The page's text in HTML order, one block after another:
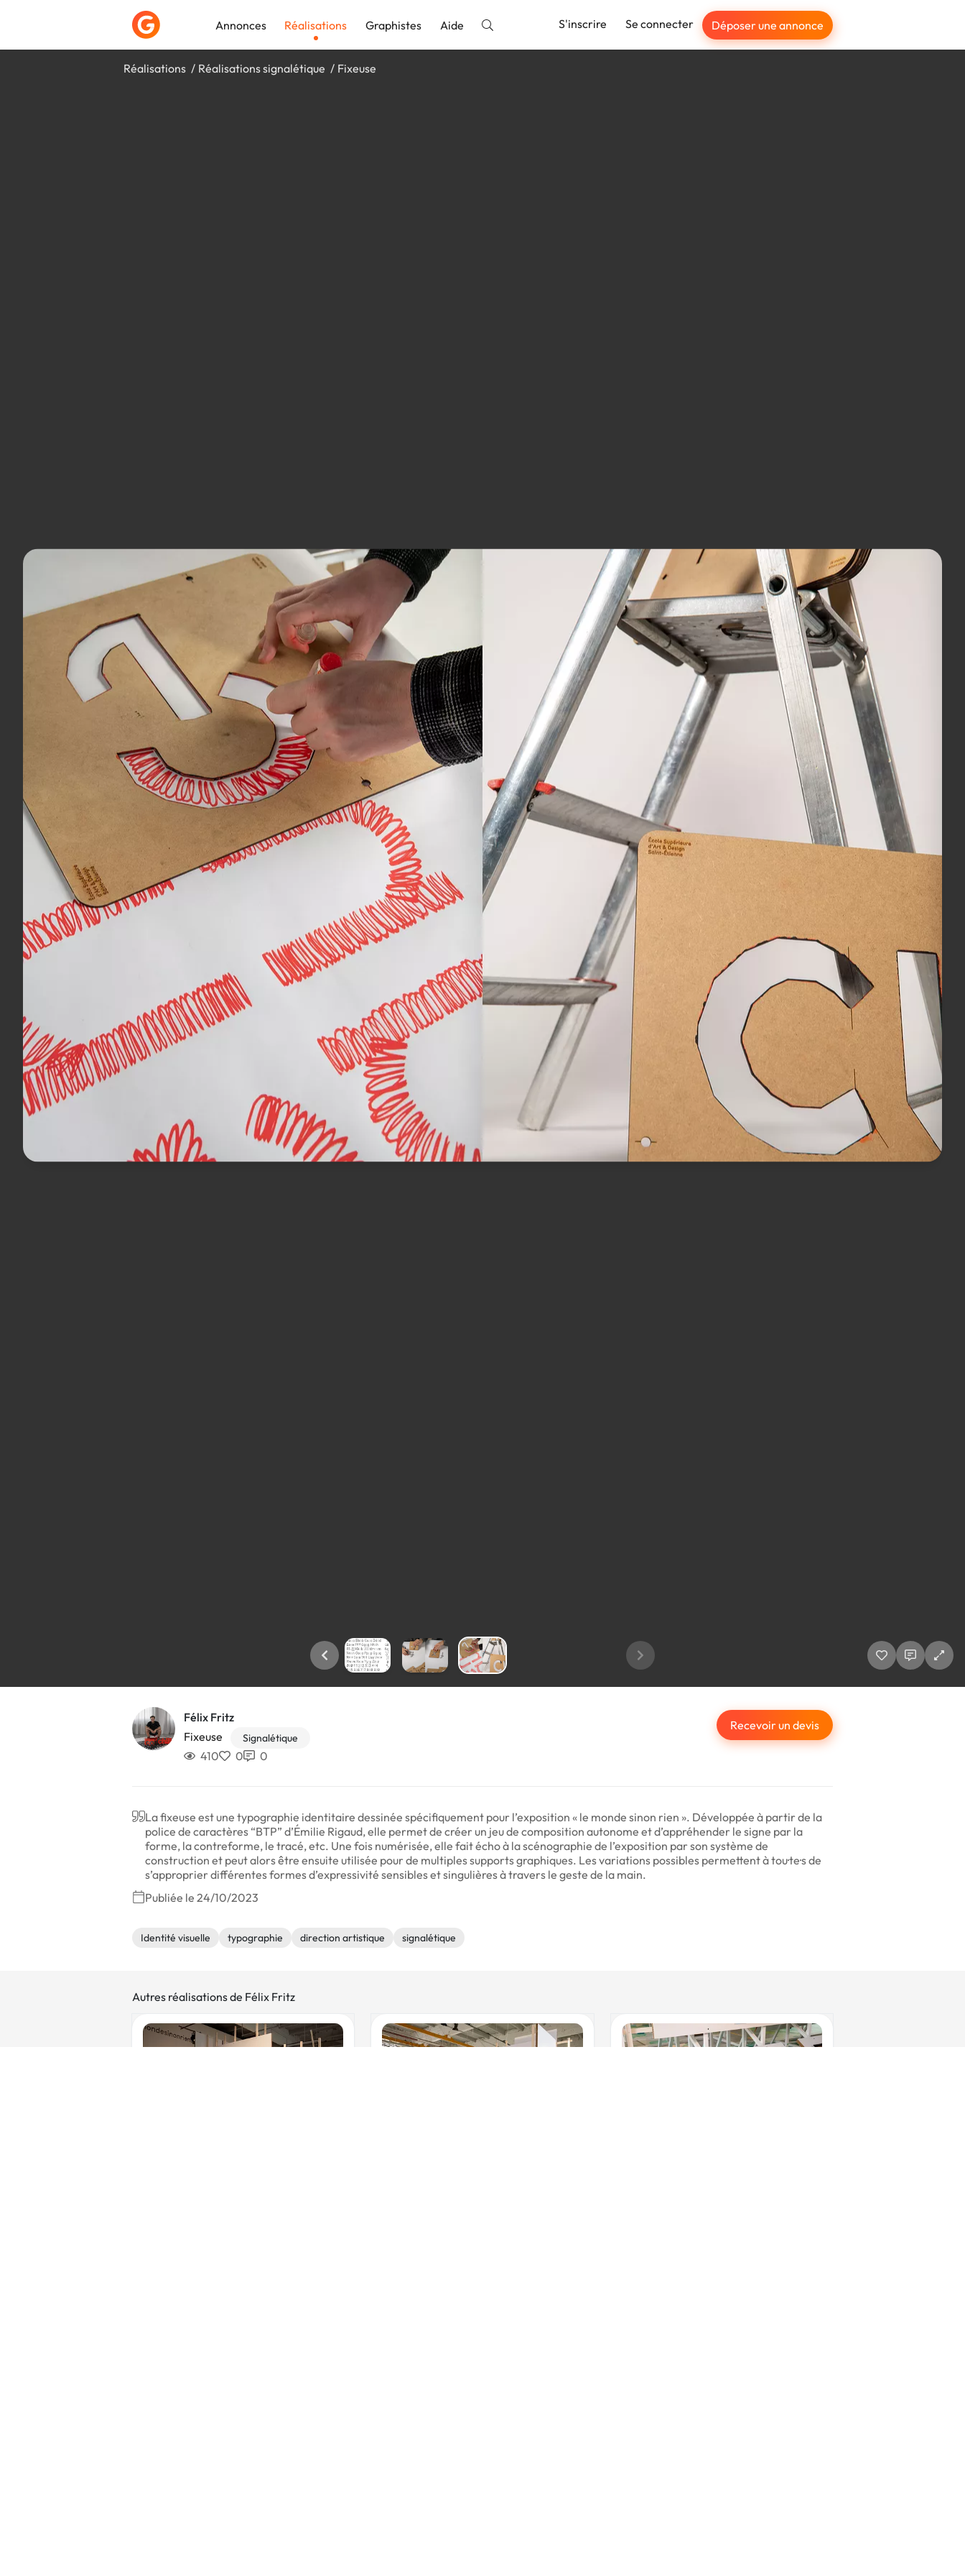
Annonces Réalisations Graphistes Aide S'inscrire Se connecter Déposer une annonce
Réalisations Réalisations signalétique Fixeuse
Félix Fritz
Fixeuse
Signalétique
410 0 0
Recevoir un devis
La fixeuse est une typographie identitaire dessinée spécifiquement pour l’exposition « le monde sinon rien ». Développée à partir de la
police de caractères “BTP” d’Émilie Rigaud, elle permet de créer un jeu de composition autonome et d’appréhender le signe par la
forme, la contreforme, le tracé, etc. Une fois numérisée, elle fait écho à la scénographie de l’exposition par son système de
construction et peut alors être ensuite utilisée pour de multiples supports graphiques. Les variations possibles permettent à tou·te·s de
s’approprier différentes formes d’expressivité sensibles et singulières à travers le geste de la main.
Publiée le 24/10/2023
Identité visuelle typographie direction artistique signalétique
Autres réalisations de Félix Fritz